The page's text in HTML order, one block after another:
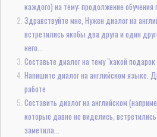
каждого) на тему: продолжение
Здравствуйте мне, Нужен диалог на
встретились якобы два друга и один
него...
Составьте диалог на тему "какой
Напишите диалог на английском языке.
работе
Составить диалог на английском
которые давно не виделись,
заметила...